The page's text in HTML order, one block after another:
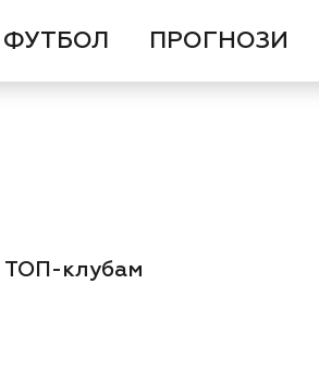
ФУТБОЛ ПРОГНОЗИ
ТОП-клубам